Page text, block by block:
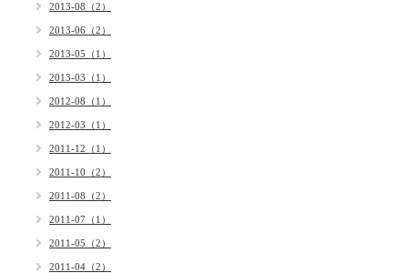
2013-08（2）
2013-06（2）
2013-05（1）
2013-03（1）
2012-08（1）
2012-03（1）
2011-12（1）
2011-10（2）
2011-08（2）
2011-07（1）
2011-05（2）
2011-04（2）